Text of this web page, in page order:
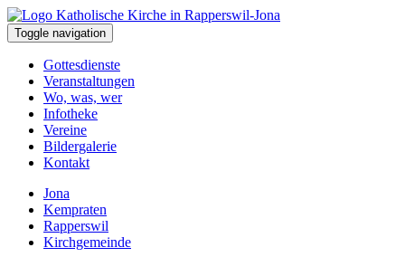
Toggle navigation
Gottesdienste
Veranstaltungen
Wo, was, wer
Infotheke
Vereine
Bildergalerie
Kontakt
Jona
Kempraten
Rapperswil
Kirchgemeinde